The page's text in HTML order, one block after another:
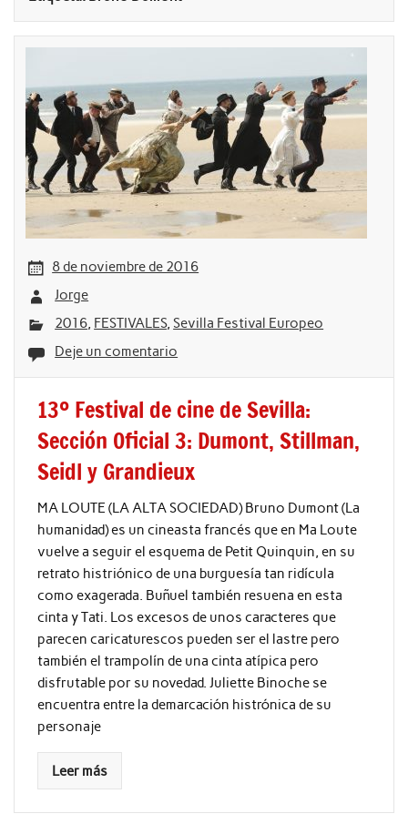
8 de noviembre de 2016
Jorge
2016, FESTIVALES,Sevilla Festival Europeo
Deje un comentario
13º Festival de cine de Sevilla:
Sección Oficial 3: Dumont, Stillman,
Seidl y Grandieux
MA LOUTE (LA ALTA SOCIEDAD) Bruno Dumont (La
humanidad) es un cineasta francés que en Ma Loute
vuelve a seguir el esquema de Petit Quinquin, en su
retrato histriónico de una burguesía tan ridícula
como exagerada. Buñuel también resuena en esta
cinta y Tati. Los excesos de unos caracteres que
parecen caricaturescos pueden ser el lastre pero
también el trampolín de una cinta atípica pero
disfrutable por su novedad. Juliette Binoche se
encuentra entre la demarcación histrónica de su
personaje
Leer más